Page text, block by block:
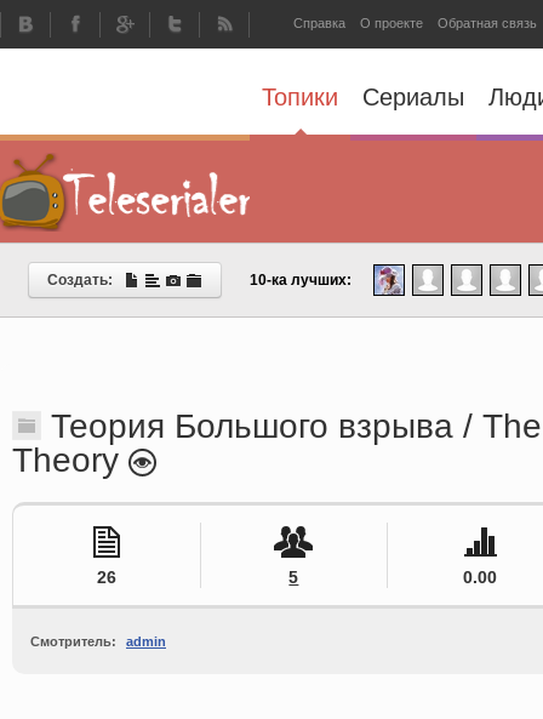
Справка О проекте Обратная связь
Топики Сериалы
Создать: 10-ка лучших:
Теория Большого взрыва /
Theory
26 5 0.00
Смотритель: admin